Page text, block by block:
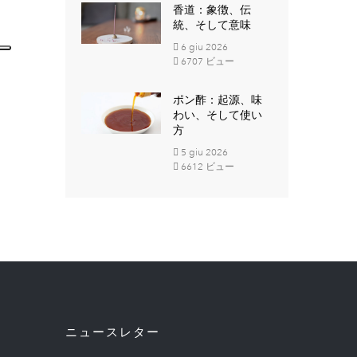
香道：象徴、伝
統、そして意味
6 giu 2026
6707 ビュー
ポン酢：起源、味
わい、そして使い
方
5 giu 2026
6612 ビュー
ニュースレター